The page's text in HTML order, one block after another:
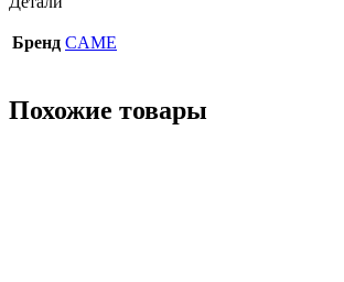
Бренд CAME
Похожие товары